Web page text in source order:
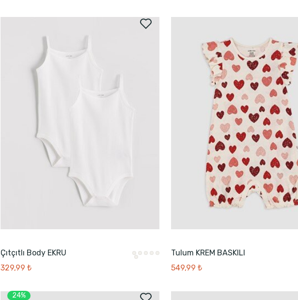
Çıtçıtlı Body EKRU
329,99 ₺
Tulum KREM BASKILI
549,99 ₺
24%